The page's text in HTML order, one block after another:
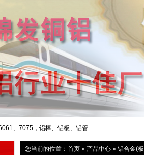
、7075，铝棒、铝板、铝管
您当前的位置： 首页 » 产品中心 » 铝合金(